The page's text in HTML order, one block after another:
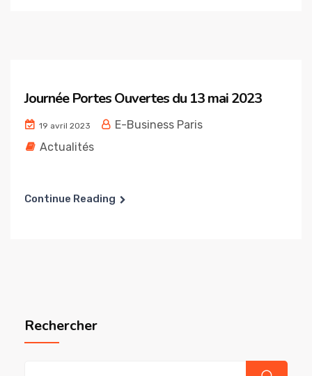
Journée Portes Ouvertes du 13 mai 2023
19 avril 2023
E-Business Paris
Actualités
Continue Reading
Rechercher